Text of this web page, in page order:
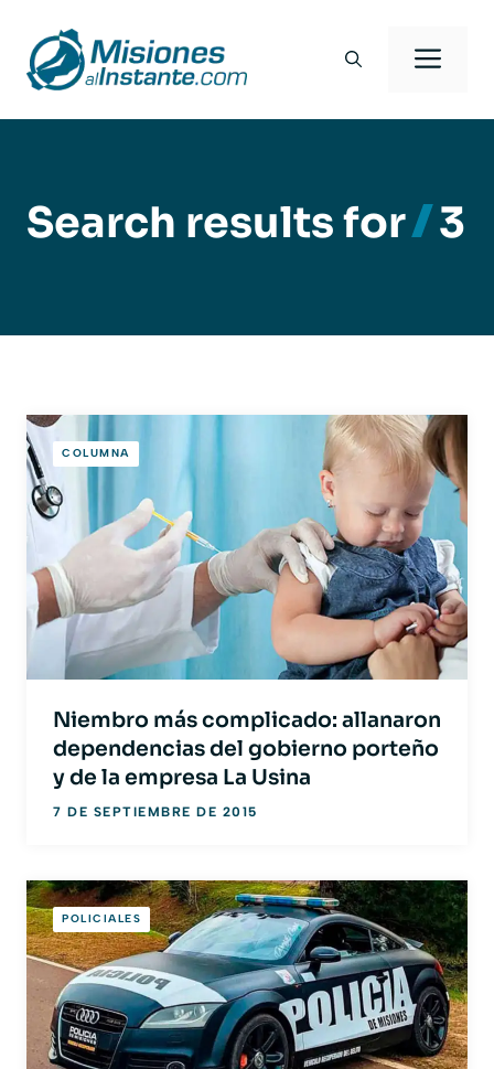
contenido
Search results for 3
COLUMNA
Niembro más complicado: allanaron
dependencias del gobierno porteño
y de la empresa La Usina
7 DE SEPTIEMBRE DE 2015
POLICIALES